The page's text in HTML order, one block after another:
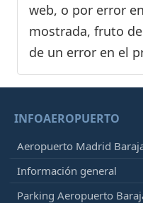
web, o por error
mostrada, fruto
de un error en el
INFOAEROPUERTO
Aeropuerto Madrid
Información general
Parking Aeropuerto